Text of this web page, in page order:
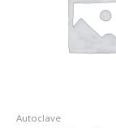
Autoclave